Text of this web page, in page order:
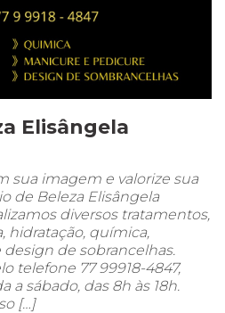
Elisângela
sua imagem e valorize sua
de Beleza Elisângela
diversos tratamentos,
hidratação, química,
de sobrancelhas.
telefone 77 99918-4847,
sábado, das 8h às 18h.
[…]